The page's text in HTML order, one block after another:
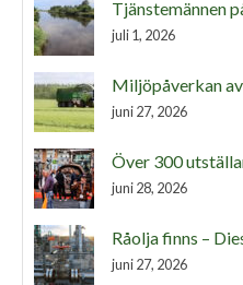
Tjänstemännen
juli 1, 2026
Miljöpåverkan
juni 27, 2026
Över 300
juni 28, 2026
Råolja finns –
juni 27, 2026